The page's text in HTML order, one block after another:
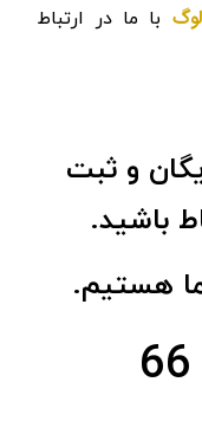
با ما در ارتباط
و ثبت
باشید.
هستیم.